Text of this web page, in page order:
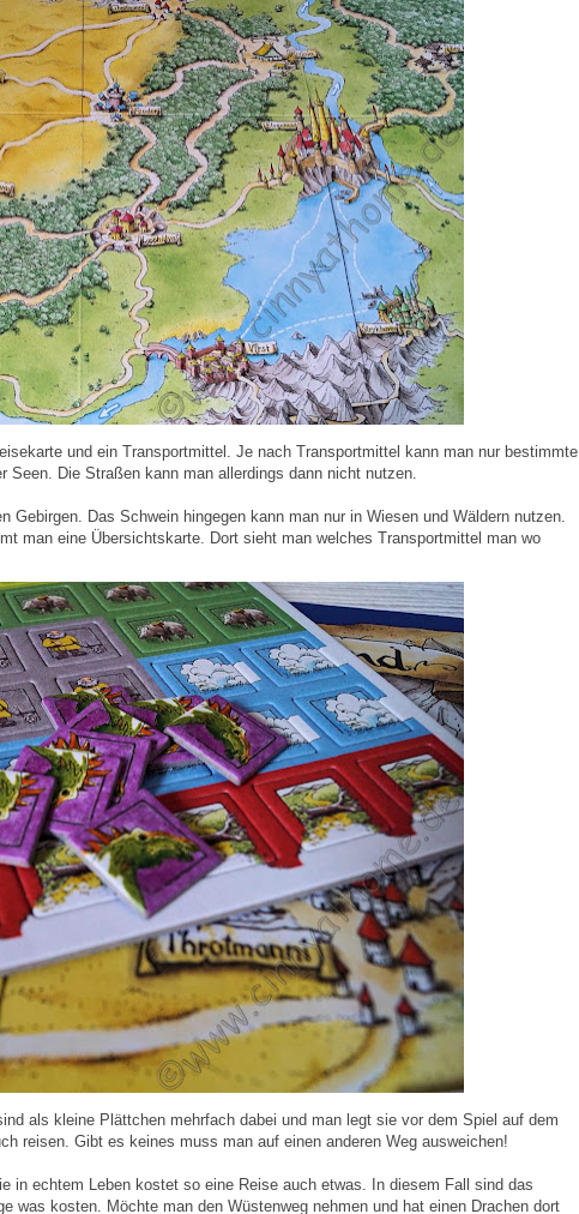
und ein Transportmittel. Je nach Transportmittel kann man nur bestimmte
Die Straßen kann man allerdings dann nicht nutzen.
Gebirgen. Das Schwein hingegen kann man nur in Wiesen und Wäldern nutzen.
man eine Übersichtskarte. Dort sieht man welches Transportmittel man wo
als kleine Plättchen mehrfach dabei und man legt sie vor dem Spiel auf dem
reisen. Gibt es keines muss man auf einen anderen Weg ausweichen!
in echtem Leben kostet so eine Reise auch etwas. In diesem Fall sind das
was kosten. Möchte man den Wüstenweg nehmen und hat einen Drachen dort